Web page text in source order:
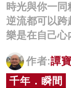
科技
影片
名家榜
灼見活動
時光與你一
逆流都可以跨
樂是在自己心
作者:譚
千年．瞬間